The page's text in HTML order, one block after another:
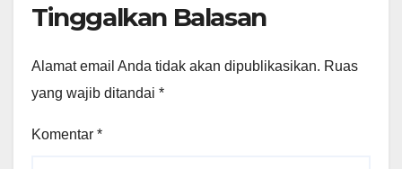
Tinggalkan Balasan
Alamat email Anda tidak akan dipublikasikan. Ruas
yang wajib ditandai *
Komentar *